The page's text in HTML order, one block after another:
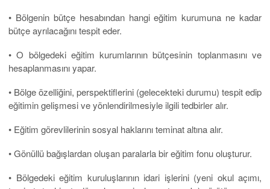
• Bölgenin bütçe hesabından hangi eğitim kurumuna ne kadar
bütçe ayrılacağını tespit eder.
• O bölgedeki eğitim kurumlarının bütçesinin toplanmasını ve
hesaplanmasını yapar.
• Bölge özelliğini, perspektiflerini (gelecekteki durumu) tespit edip
eğitimin gelişmesi ve yönlendirilmesiyle ilgili tedbirler alır.
• Eğitim görevlilerinin sosyal haklarını teminat altına alır.
• Gönüllü bağışlardan oluşan paralarla bir eğitim fonu oluşturur.
• Bölgedeki eğitim kuruluşlarının idari işlerini (yeni okul açımı,